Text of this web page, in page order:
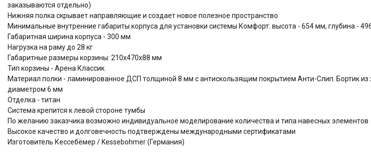
заказываются отдельно)
Нижняя полка скрывает направляющие и создает новое полезное пространство
Минимальные внутренние габариты корпуса для установки системы Комфорт: высота - 654 мм, глубина -
Габаритная ширина корпуса - 300 мм
Нагрузка на раму до 28 кг
Габаритные размеры корзины: 210х470х88 мм
Тип корзины - Арена Классик
Материал полки - ламинированное ДСП толщиной 8 мм с антискользящим покрытием Анти-Слип. Бортик из
диаметром 6 мм
Отделка - титан
Система крепится к левой стороне тумбы
По желанию заказчика возможно индивидуальное моделирование количества и типа навесных элементов
Высокое качество и долговечность подтверждены международными сертификатами
Изготовитель Кессебёмер / Kessebohmer (Германия)